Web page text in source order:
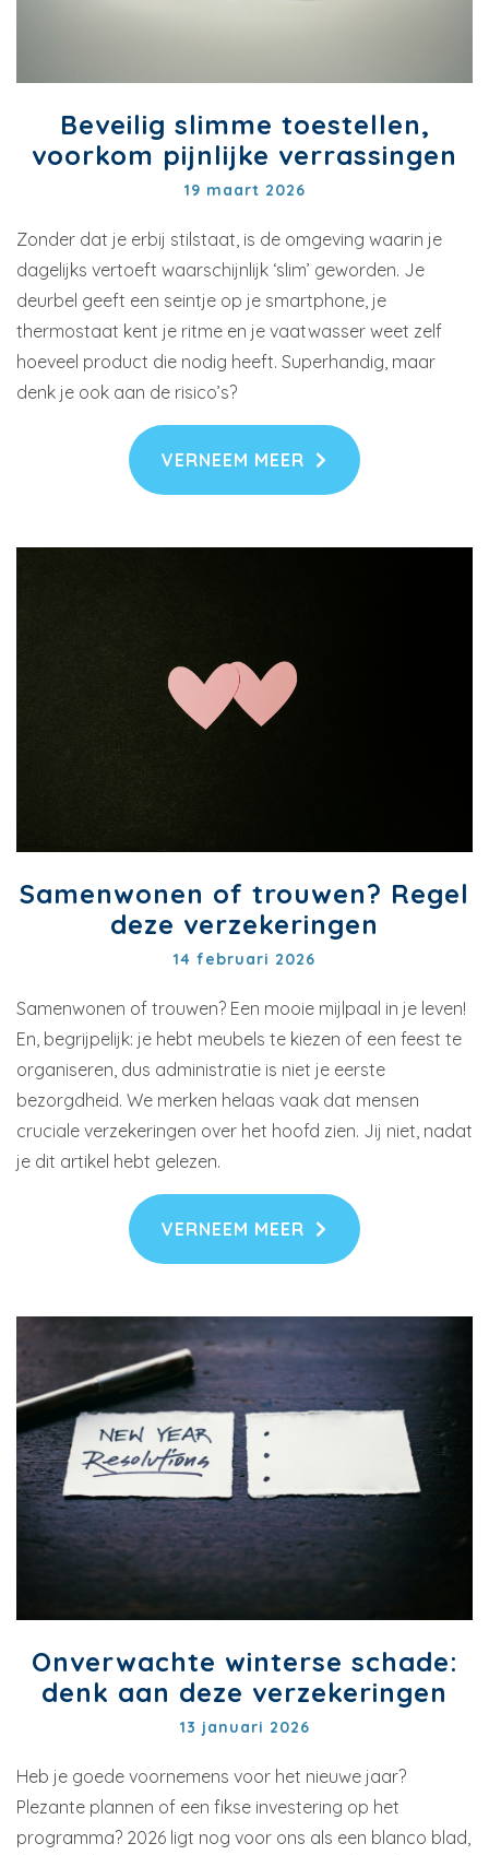
Beveilig slimme toestellen,
voorkom pijnlijke verrassingen
19 maart 2026
Zonder dat je erbij stilstaat, is de omgeving waarin je
dagelijks vertoeft waarschijnlijk ‘slim’ geworden. Je
deurbel geeft een seintje op je smartphone, je
thermostaat kent je ritme en je vaatwasser weet zelf
hoeveel product die nodig heeft. Superhandig, maar
denk je ook aan de risico’s?
VERNEEM MEER
Samenwonen of trouwen? Regel
deze verzekeringen
14 februari 2026
Samenwonen of trouwen? Een mooie mijlpaal in je leven!
En, begrijpelijk: je hebt meubels te kiezen of een feest te
organiseren, dus administratie is niet je eerste
bezorgdheid. We merken helaas vaak dat mensen
cruciale verzekeringen over het hoofd zien. Jij niet, nadat
je dit artikel hebt gelezen.
VERNEEM MEER
Onverwachte winterse schade:
denk aan deze verzekeringen
13 januari 2026
Heb je goede voornemens voor het nieuwe jaar?
Plezante plannen of een fikse investering op het
programma? 2026 ligt nog voor ons als een blanco blad,